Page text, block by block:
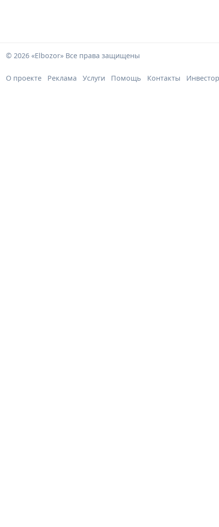
© 2026 «Elbozor» Все права защищены
О проекте Реклама Услуги Помощь Контакты